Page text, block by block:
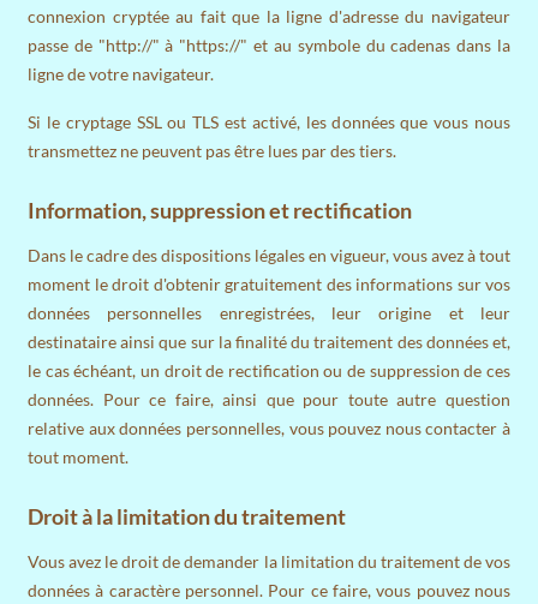
connexion cryptée au fait que la ligne d'adresse du navigateur
passe de "http://" à "https://" et au symbole du cadenas dans la
ligne de votre navigateur.
Si le cryptage SSL ou TLS est activé, les données que vous nous
transmettez ne peuvent pas être lues par des tiers.
Information, suppression et rectification
Dans le cadre des dispositions légales en vigueur, vous avez à tout
moment le droit d'obtenir gratuitement des informations sur vos
données personnelles enregistrées, leur origine et leur
destinataire ainsi que sur la finalité du traitement des données et,
le cas échéant, un droit de rectification ou de suppression de ces
données. Pour ce faire, ainsi que pour toute autre question
relative aux données personnelles, vous pouvez nous contacter à
tout moment.
Droit à la limitation du traitement
Vous avez le droit de demander la limitation du traitement de vos
données à caractère personnel. Pour ce faire, vous pouvez nous